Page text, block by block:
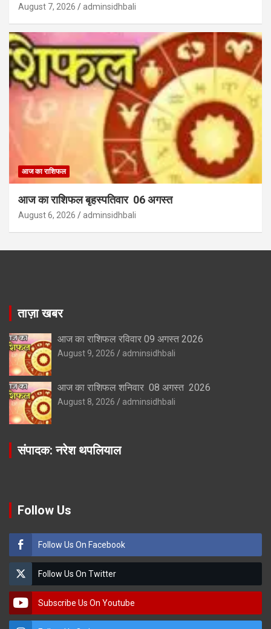
August 7, 2026 adminsidhbali
आज का राशिफल
आज का राशिफल बृहस्पतिवार 06 अगस्त
August 6, 2026 adminsidhbali
ताज़ा खबर
आज का राशिफल रविवार 09 अगस्त 2026
August 9, 2026 adminsidhbali
आज का राशिफल शनिवार 08 अगस्त 2026
August 8, 2026 adminsidhbali
संपादक: नरेश थपलियाल
Follow Us
Follow Us On Facebook
Follow Us On Twitter
Subscribe Us On Youtube